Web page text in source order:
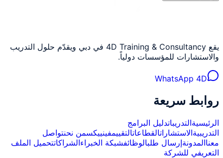
يقع 4D Training & Consultancy في دبي ويقدّم حلول التدريب
والاستشارات للمؤسسات دولياً.
WhatsApp 4D
روابط سريعة
الرئيسيةالتدريباتدليل البرامج
التدريبيةالاستشاراتالقطاعاتالتقييمفينييكسمن نحنتواصل
معناالمدونةإرسال طلبالوظائفشبكة الخبراءالشراكاتتحميل الملف
التعريفي للشركة